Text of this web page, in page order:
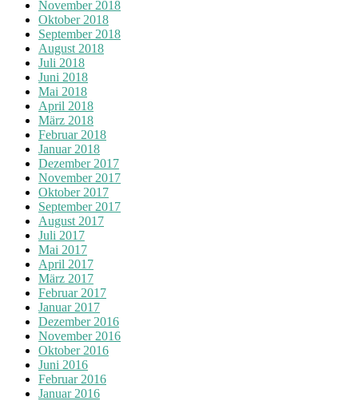
November 2018
Oktober 2018
September 2018
August 2018
Juli 2018
Juni 2018
Mai 2018
April 2018
März 2018
Februar 2018
Januar 2018
Dezember 2017
November 2017
Oktober 2017
September 2017
August 2017
Juli 2017
Mai 2017
April 2017
März 2017
Februar 2017
Januar 2017
Dezember 2016
November 2016
Oktober 2016
Juni 2016
Februar 2016
Januar 2016